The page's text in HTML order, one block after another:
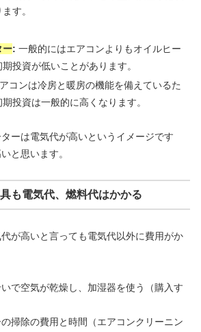
す。
ー: 一般的にはエアコンよりもオイルヒー
投資が低いことがあります。
コンは冷房と暖房の機能を備えているた
投資は一般的に高くなります。
ーは電気代が高いというイメージです
と思います。
も電気代、燃料代はかかる
が高いと言っても電気代以外に費用がか
で空気が乾燥し、加湿器を使う（購入す
掃除の費用と時間（エアコンクリーニン